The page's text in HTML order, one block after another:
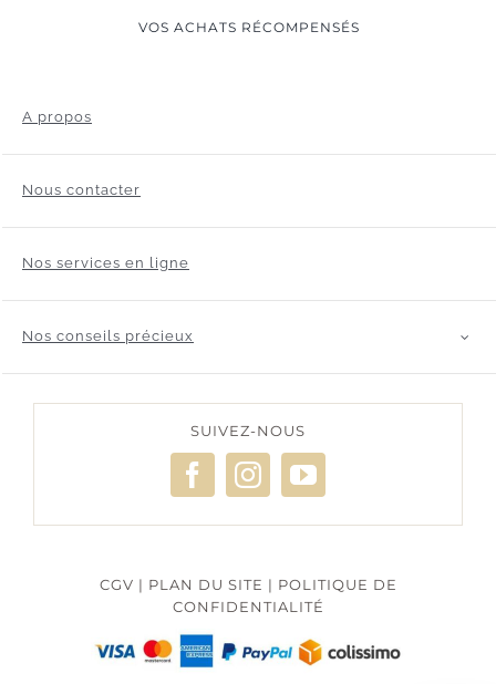
VOS ACHATS RÉCOMPENSÉS
A propos
Nous contacter
Nos services en ligne
Nos conseils précieux
SUIVEZ-NOUS
CGV | PLAN DU SITE | POLITIQUE DE
CONFIDENTIALITÉ